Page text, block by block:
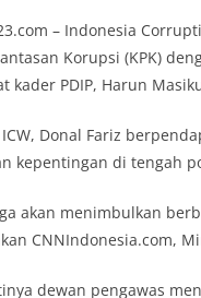
– Indonesia
Korupsi (KPK)
kader PDIP, Harun
Donal Fariz
kepentingan di tengah
akan menimbulkan
CNNIndonesia.com,
dewan pengawas